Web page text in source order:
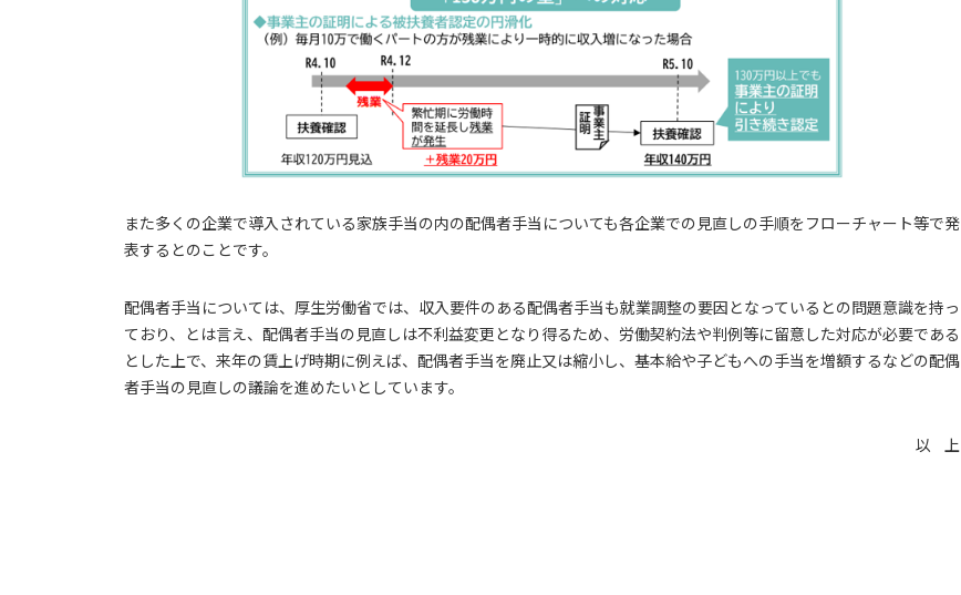
また多くの企業で導入されている家族手当の内の配偶者手当についても各企業での見直しの手順をフローチャート等で発
表するとのことです。
配偶者手当については、厚生労働省では、収入要件のある配偶者手当も就業調整の要因となっているとの問題意識を持っ
ており、とは言え、配偶者手当の見直しは不利益変更となり得るため、労働契約法や判例等に留意した対応が必要である
とした上で、来年の賃上げ時期に例えば、配偶者手当を廃止又は縮小し、基本給や子どもへの手当を増額するなどの配偶
者手当の見直しの議論を進めたいとしています。
以 上